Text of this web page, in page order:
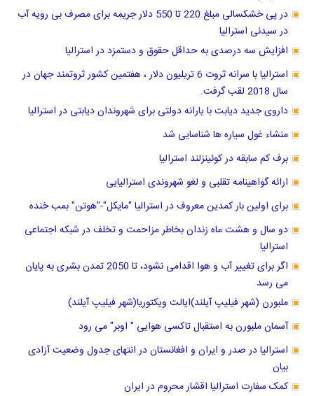
در پی خشکسالی مبلغ 220 تا 550 دلار جریمه برای مصرف بی رویه آب
در سیدنی استرالیا
افزایش سه درصدی به حداقل حقوق و دستمزد در استرالیا
استرالیا با سرانه ثروت 6 تریلیون دلار ، هفتمین کشور ثروتمند جهان در
سال 2018 لقب گرفت.
داروی جدید دیابت با یارانه دولتی برای شهروندان دیابتی در استرالیا
منشاء غول سیاره ها شناسایی شد
برف کم سابقه در کوئینزلند استرالیا
ارائه گواهینامه تقلبی و لغو شهروندی استرالیایی
برای اولین بار کمدین معروف در استرالیا "مایکل"-"هوتن" بمب خنده
دو سال و هشت ماه زندان بخاطر مزاحمت و تخلف در شبکه اجتماعی
استرالیا
اگر برای تغییر آب و هوا اقدامی نشود، تا 2050 تمدن بشری به پایان
می رسد
ملبورن (شهر فیلیپ آیلند)ایالت ویکتوریا(شهر فیلیپ آیلند)
آسمان ملبورن به استقبال تاکسی هوایی " اوبر" می رود
استرالیا در صدر و ایران و افغانستان در انتهای جدول وضعیت آزادی
بیان
کمک سفارت استرالیا اقشار محروم در ایران